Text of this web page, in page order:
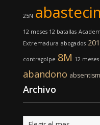
25N
12 meses 12 batallas
Extremadura abogados
contragolpe 8M 12
abandono
Archivo
Archivo